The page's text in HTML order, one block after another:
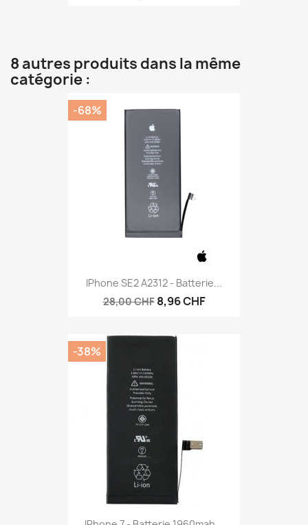
8 autres produits dans la même
catégorie :
IPhone SE2 A2312 - Batterie...
28,00 CHF 8,96 CHF
-68%
-38%